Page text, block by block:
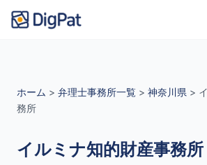
ホーム > 弁理士事務所一覧 > 神奈川県 >
務所
イルミナ知的財産事務所